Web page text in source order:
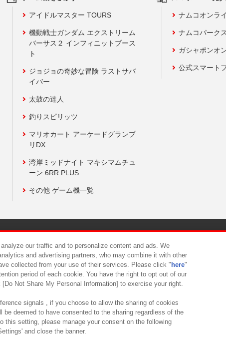
アイドルマスター TOURS
機動戦士ガンダム エクストリーム
バーサス２ インフィニットブース
ト
ジョジョの奇妙な冒険 ラストサバ
イバー
太鼓の達人
釣りスピリッツ
マリオカート アーケードグランプ
リDX
湾岸ミッドナイト マキシマムチュ
ーン 6RR PLUS
その他 ゲーム機一覧
ナムコオンラ
ナムコパーク
ガシャポンオ
公式スマート
食品のご提供について カスタマーハラスメント対応方針
our traffic and to personalize content and ads. We
and advertising partners, who may combine it with other
collected from your use of their services. Please click " here"
period of each cookie. You have the right to opt out of our
Not Share My Personal Information] to exercise your right.
signals , if you choose to allow the sharing of cookies
deemed to have consented to the sharing regardless of the
this setting, please manage your consent on the following
and close the banner.